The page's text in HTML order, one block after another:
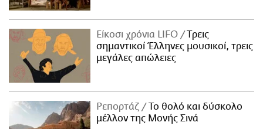
Είκοσι χρόνια LIFO
Tρεις
σημαντικοί Έλληνες μουσικοί, τρεις
μεγάλες απώλειες
Ρεπορτάζ
Το θολό και δύσκολο
μέλλον της Μονής Σινά